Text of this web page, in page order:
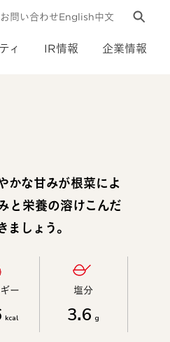
ィ IR情報 企業情報
お問い合わせEnglish中文
かな甘みが根菜によ
と栄養の溶けこんだ
しょう。
ー​
kcal
塩分​
3.6 g